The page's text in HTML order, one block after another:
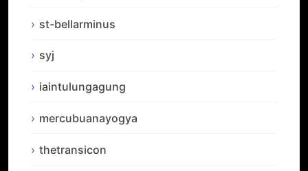
st-bellarminus
syj
iaintulungagung
mercubuanayogya
thetransicon